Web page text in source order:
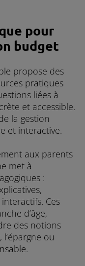
pour
budget
propose des
pratiques
liées à
et accessible.
la gestion
et interactive.
aux parents
met à
:
Ces
d’âge,
des notions
ou